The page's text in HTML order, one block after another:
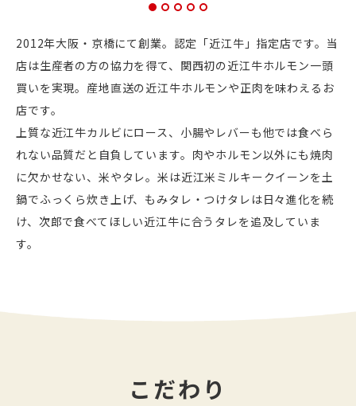
1 2 3 4 5
2012年大阪・京橋にて創業。認定「近江牛」指定店です。当
店は生産者の方の協力を得て、関西初の近江牛ホルモン一頭
買いを実現。産地直送の近江牛ホルモンや正肉を味わえるお
店です。
上質な近江牛カルビにロース、小腸やレバーも他では食べら
れない品質だと自負しています。肉やホルモン以外にも焼肉
に欠かせない、米やタレ。米は近江米ミルキークイーンを土
鍋でふっくら炊き上げ、もみタレ・つけタレは日々進化を続
け、次郎で食べてほしい近江牛に合うタレを追及していま
す。
こだわり